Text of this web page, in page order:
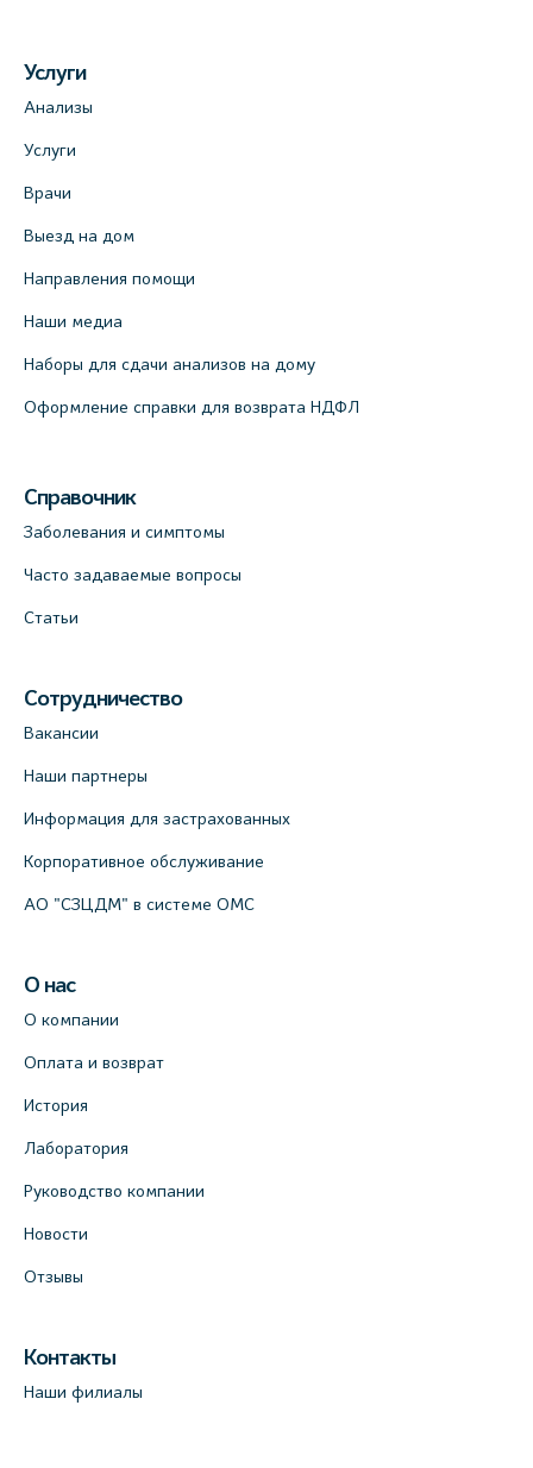
Услуги
Анализы
Услуги
Врачи
Выезд на дом
Направления помощи
Наши медиа
Наборы для сдачи анализов на дому
Оформление справки для возврата НДФЛ
Справочник
Заболевания и симптомы
Часто задаваемые вопросы
Статьи
Сотрудничество
Вакансии
Наши партнеры
Информация для застрахованных
Корпоративное обслуживание
АО "СЗЦДМ" в системе ОМС
О нас
О компании
Оплата и возврат
История
Лаборатория
Руководство компании
Новости
Отзывы
Контакты
Наши филиалы